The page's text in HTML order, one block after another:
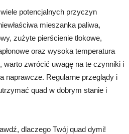
potencjalnych przyczyn
mieszanka paliwa,
zużyte pierścienie tłokowe,
oraz wysoka temperatura
warto zwrócić uwagę na te czynniki i
naprawcze. Regularne przeglądy i
quad w dobrym stanie i
dlaczego Twój quad dymi!